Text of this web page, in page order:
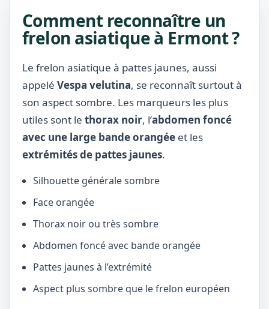
Comment reconnaître un
frelon asiatique à Ermont ?
Le frelon asiatique à pattes jaunes, aussi
appelé Vespa velutina, se reconnaît surtout à
son aspect sombre. Les marqueurs les plus
utiles sont le thorax noir, l’abdomen foncé
avec une large bande orangée et les
extrémités de pattes jaunes.
Silhouette générale sombre
Face orangée
Thorax noir ou très sombre
Abdomen foncé avec bande orangée
Pattes jaunes à l’extrémité
Aspect plus sombre que le frelon européen